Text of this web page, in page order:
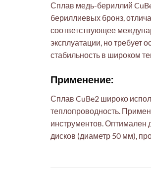
Сплав медь-бериллий
бериллиевых бронз,
соответствующее
эксплуатации, но требует
стабильность в широком
Применение:
Сплав CuBe2 широко
теплопроводность.
инструментов. Оптимален
дисков (диаметр 50 мм),